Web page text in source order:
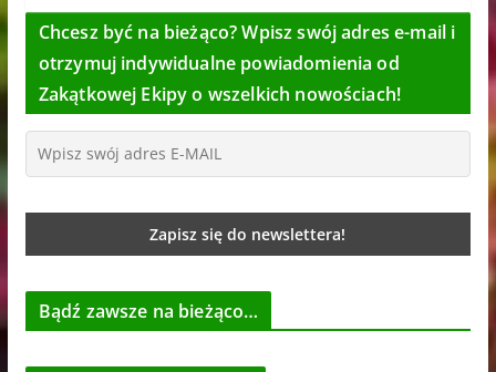
Chcesz być na bieżąco? Wpisz swój adres e-mail i
otrzymuj indywidualne powiadomienia od
Zakątkowej Ekipy o wszelkich nowościach!
Bądź zawsze na bieżąco…